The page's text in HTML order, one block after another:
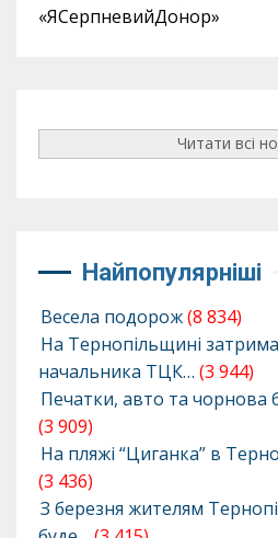
«ЯСерпневийДонор»
Читати всі
Найпопулярніші
Весела подорож(8 834)
На Тернопільщині
начальника ТЦК… (3 944)
Печатки, авто та чорнова
(3 909)
На пляжі “Циганка” в
(3 436)
З березня жителям